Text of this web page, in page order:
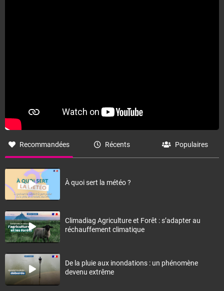
Recommandées Récents Populaires
À quoi sert la météo ?
Climadiag Agriculture et Forêt : s’adapter au
réchauffement climatique
De la pluie aux inondations : un phénomène
devenu extrême